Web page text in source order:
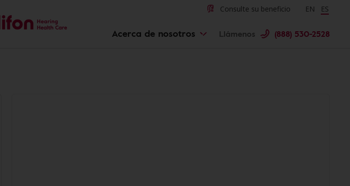
Consulte su beneficio Change
EN ES
Acerca de nosotros Llámenos (888) 530-2528